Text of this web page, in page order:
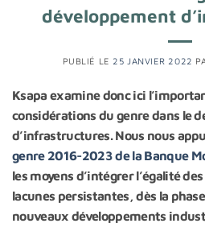
développement
PUBLIÉ LE 25 JANVIER 2022
Ksapa examine donc ici
considérations du genre dans le
d’infrastructures. Nous nous
genre 2016-2023 de la Banque
les moyens d’intégrer l’égalité
lacunes persistantes, dès la
nouveaux développements